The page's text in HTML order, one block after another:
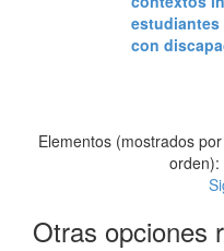
con
Elementos (mostrados
orden):
Otras opciones